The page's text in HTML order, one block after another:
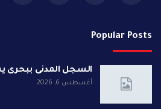
Popular Posts
السجل المدنى ببحرى
أغسطس 6, 2026